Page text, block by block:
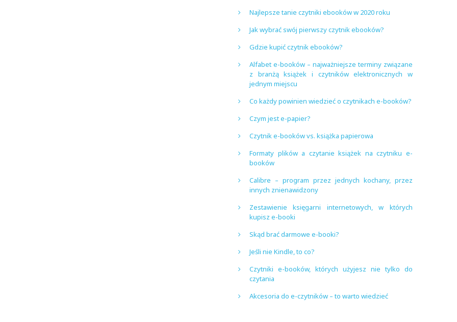
Najlepsze tanie czytniki ebooków w 2020 roku
Jak wybrać swój pierwszy czytnik ebooków?
Gdzie kupić czytnik ebooków?
Alfabet e-booków – najważniejsze terminy związane
z branżą książek i czytników elektronicznych w
jednym miejscu
Co każdy powinien wiedzieć o czytnikach e-booków?
Czym jest e-papier?
Czytnik e-booków vs. książka papierowa
Formaty plików a czytanie książek na czytniku e-
booków
Calibre – program przez jednych kochany, przez
innych znienawidzony
Zestawienie księgarni internetowych, w których
kupisz e-booki
Skąd brać darmowe e-booki?
Jeśli nie Kindle, to co?
Czytniki e-booków, których użyjesz nie tylko do
czytania
Akcesoria do e-czytników – to warto wiedzieć